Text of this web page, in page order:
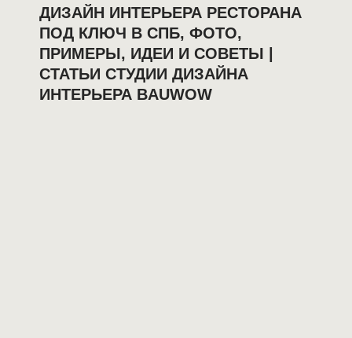
ДИЗАЙН ИНТЕРЬЕРА РЕСТОРАНА
ПОД КЛЮЧ В СПБ, ФОТО,
ПРИМЕРЫ, ИДЕИ И СОВЕТЫ |
СТАТЬИ СТУДИИ ДИЗАЙНА
ИНТЕРЬЕРА BAUWOW